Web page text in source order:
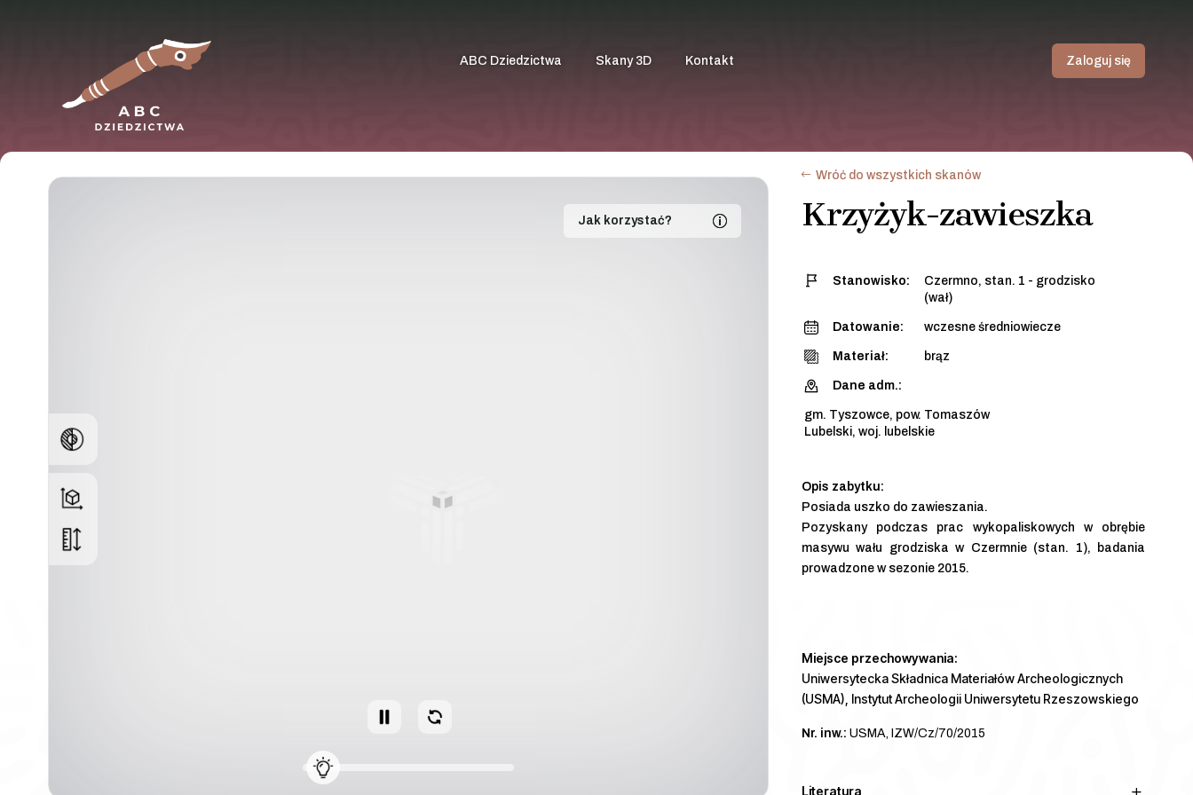
ABC Dziedzictwa Skany 3D Kontakt Zaloguj się
Jak korzystać?
Wróć do wszystkich skanów
Krzyżyk-zawieszka
Stanowisko:
Czermno, stan. 1 - grodzisko
(wał)
Datowanie: wczesne średniowiecze
Materiał: brąz
Dane adm.:
gm. Tyszowce, pow. Tomaszów
Lubelski, woj. lubelskie
Posiada uszko do zawieszania.
Pozyskany podczas prac wykopaliskowych w obrębie
masywu wału grodziska w Czermnie (stan. 1), badania
prowadzone w sezonie 2015.
Miejsce przechowywania:
Uniwersytecka Składnica Materiałów Archeologicznych
(USMA), Instytut Archeologii Uniwersytetu Rzeszowskiego
Nr. inw.: USMA, IZW/Cz/70/2015
Literatura